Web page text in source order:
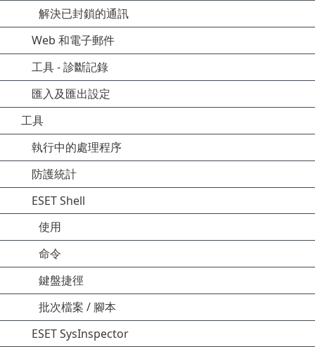
解決已封鎖的通訊
Web 和電子郵件
工具 - 診斷記錄
匯入及匯出設定
工具
執行中的處理程序
防護統計
ESET Shell
使用
命令
鍵盤捷徑
批次檔案 / 腳本
ESET SysInspector